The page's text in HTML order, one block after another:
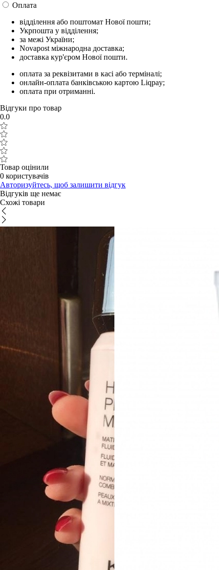
Оплата
відділення або поштомат Нової пошти;
Укрпошта у відділення;
за межі України;
Novapost міжнародна доставка;
доставка кур'єром Нової пошти.
оплата за реквізитами в касі або терміналі;
онлайн-оплата банківською картою Liqpay;
оплата при отриманні.
Відгуки про товар
0.0
Товар оцінили
0 користувачів
Авторизуйтесь, щоб залишити відгук
Відгуків ще немає
Схожі товари